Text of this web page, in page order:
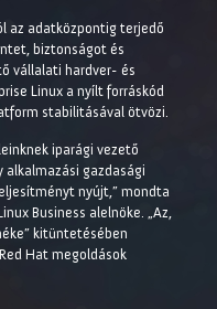
az adatközpontig terjedő
biztonságot és
vállalati hardver- és
Linux a nyílt forráskód
stabilitásával ötvözi.
iparági vezető
gazdasági
nyújt,” mondta
Business alelnöke. „Az,
kitüntetésében
Hat megoldások